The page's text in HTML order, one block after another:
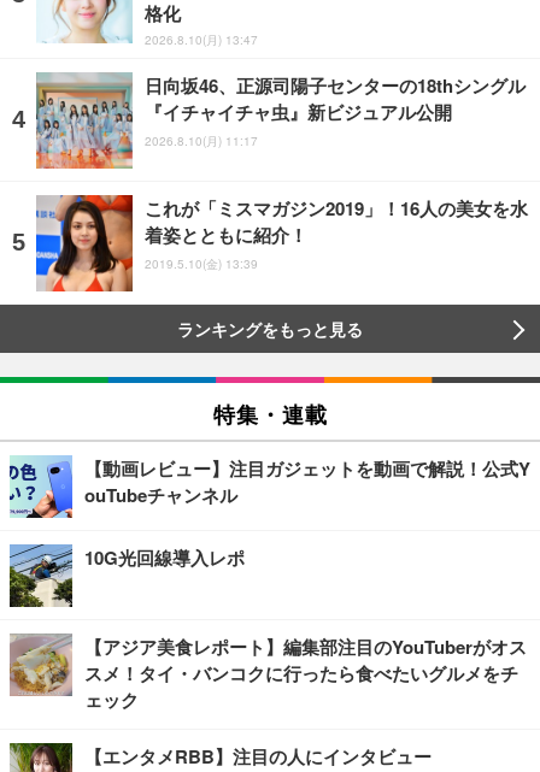
格化
2026.8.10(月) 13:47
日向坂46、正源司陽子センターの18thシングル
『イチャイチャ虫』新ビジュアル公開
2026.8.10(月) 11:17
これが「ミスマガジン2019」！16人の美女を水
着姿とともに紹介！
2019.5.10(金) 13:39
ランキングをもっと見る
特集・連載
【動画レビュー】注目ガジェットを動画で解説！公式Y
ouTubeチャンネル
10G光回線導入レポ
【アジア美食レポート】編集部注目のYouTuberがオス
スメ！タイ・バンコクに行ったら食べたいグルメをチ
ェック
【エンタメRBB】注目の人にインタビュー